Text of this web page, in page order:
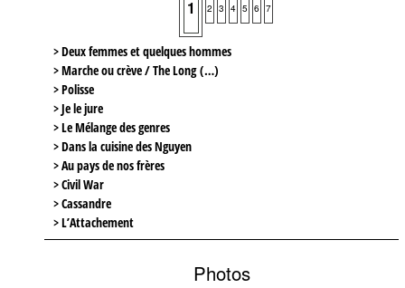
1 2 3 4 5 6 7
> Deux femmes et quelques hommes
> Marche ou crève / The Long (…)
> Polisse
> Je le jure
> Le Mélange des genres
> Dans la cuisine des Nguyen
> Au pays de nos frères
> Civil War
> Cassandre
> L’Attachement
Photos